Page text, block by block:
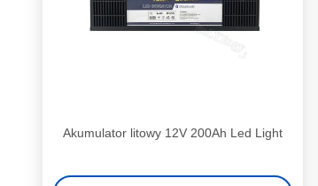
Akumulator litowy 12V 200Ah Led Light